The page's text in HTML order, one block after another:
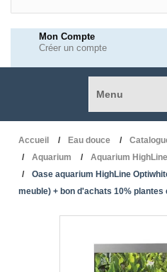
Mon Compte
Créer un compte
Menu
Accueil Eau douce
Aquarium
Aquarium HighLine
Oase aquarium HighLine
meuble) + bon d'achats 10% plantes